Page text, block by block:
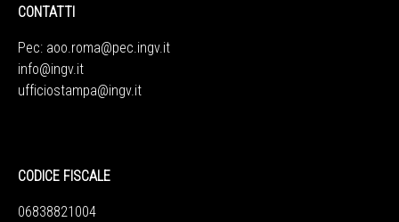
CONTATTI
Pec: aoo.roma@pec.ingv.it
info@ingv.it
ufficiostampa@ingv.it
CODICE FISCALE
06838821004